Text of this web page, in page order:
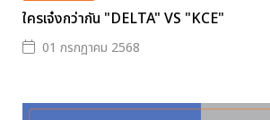
ใครเจ๋งกว่ากัน "DELTA" VS "KCE"
01 กรกฎาคม 2568